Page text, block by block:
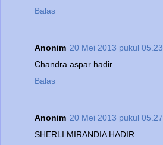
Balas
Anonim 20 Mei 2013 pukul 05.23
Chandra aspar hadir
Balas
Anonim 20 Mei 2013 pukul 05.27
SHERLI MIRANDIA HADIR